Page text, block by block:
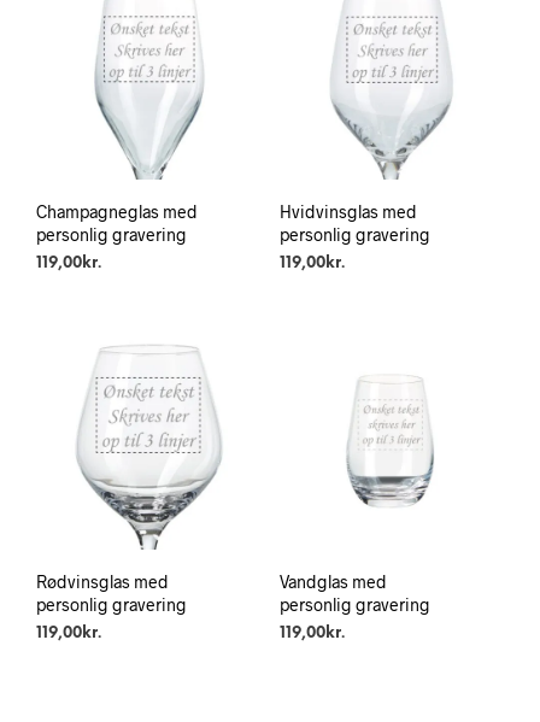
Champagneglas med
personlig gravering
119,00 kr.
Hvidvinsglas med
personlig gravering
119,00kr.
Rødvinsglas med
personlig gravering
119,00 kr.
Vandglas med
personlig gravering
119,00kr.